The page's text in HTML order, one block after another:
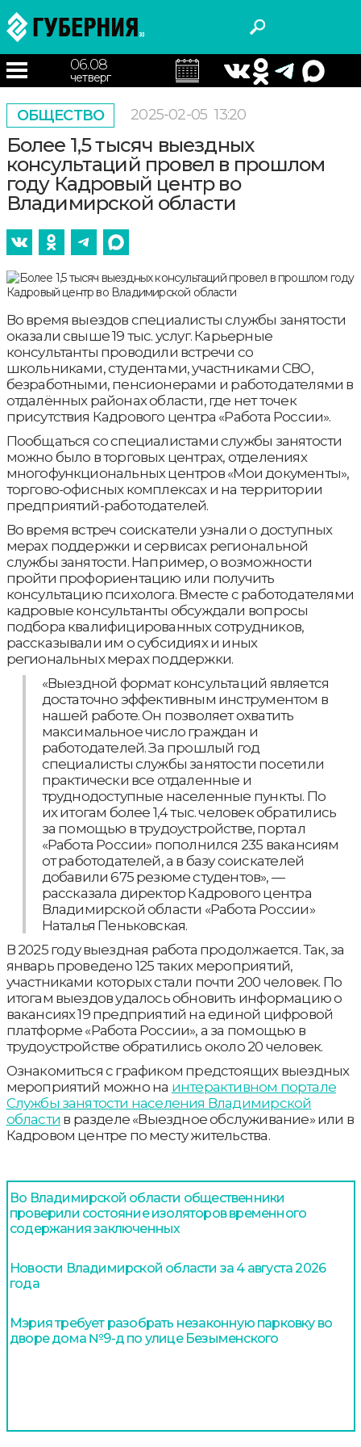
06.08
четверг
ОБЩЕСТВО 2025-02-05 13:20
Более 1,5 тысяч выездных
консультаций провел в прошлом
году Кадровый центр во
Владимирской области
Во время выездов специалисты службы занятости
оказали свыше 19 тыс. услуг. Карьерные
консультанты проводили встречи со
школьниками, студентами, участниками СВО,
безработными, пенсионерами и работодателями в
отдалённых районах области, где нет точек
присутствия Кадрового центра «Работа России».
Пообщаться со специалистами службы занятости
можно было в торговых центрах, отделениях
многофункциональных центров «Мои документы»,
торгово-офисных комплексах и на территории
предприятий-работодателей.
Во время встреч соискатели узнали о доступных
мерах поддержки и сервисах региональной
службы занятости. Например, о возможности
пройти профориентацию или получить
консультацию психолога. Вместе с работодателями
кадровые консультанты обсуждали вопросы
подбора квалифицированных сотрудников,
рассказывали им о субсидиях и иных
региональных мерах поддержки.
«Выездной формат консультаций является
достаточно эффективным инструментом в
нашей работе. Он позволяет охватить
максимальное число граждан и
работодателей. За прошлый год
специалисты службы занятости посетили
практически все отдаленные и
труднодоступные населенные пункты. По
их итогам более 1,4 тыс. человек обратились
за помощью в трудоустройстве, портал
«Работа России» пополнился 235 вакансиям
от работодателей, а в базу соискателей
добавили 675 резюме студентов», —
рассказала директор Кадрового центра
Владимирской области «Работа России»
Наталья Пеньковская.
В 2025 году выездная работа продолжается. Так, за
январь проведено 125 таких мероприятий,
участниками которых стали почти 200 человек. По
итогам выездов удалось обновить информацию о
вакансиях 19 предприятий на единой цифровой
платформе «Работа России», а за помощью в
трудоустройстве обратились около 20 человек.
Ознакомиться с графиком предстоящих выездных
мероприятий можно на интерактивном портале
Службы занятости населения Владимирской
области в разделе «Выездное обслуживание» или в
Кадровом центре по месту жительства.
Во Владимирской области общественники
проверили состояние изоляторов временного
содержания заключенных
Новости Владимирской области за 4 августа 2026
года
Мэрия требует разобрать незаконную парковку во
дворе дома №9-д по улице Безыменского